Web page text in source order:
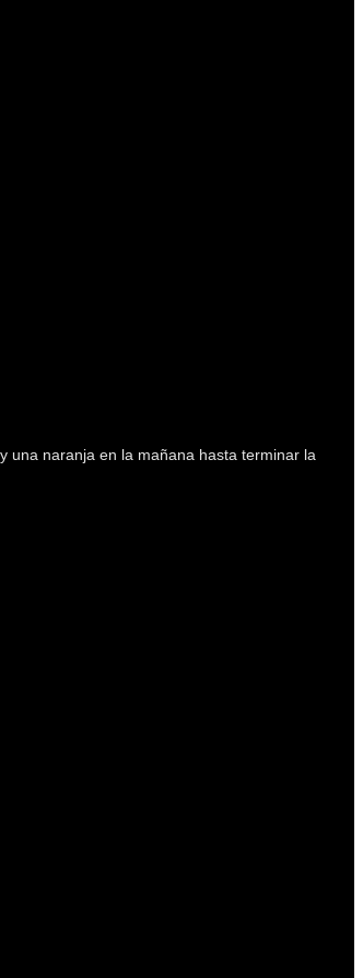
una naranja en la mañana hasta terminar la